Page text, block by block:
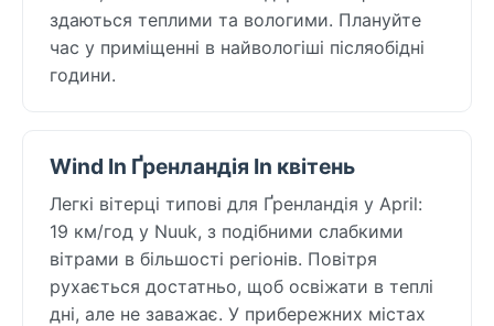
здаються теплими та вологими. Плануйте
час у приміщенні в найвологіші післяобідні
години.
Wind In Ґренландія In квітень
Легкі вітерці типові для Ґренландія у April:
19 км/год у Nuuk, з подібними слабкими
вітрами в більшості регіонів. Повітря
рухається достатньо, щоб освіжати в теплі
дні, але не заважає. У прибережних містах